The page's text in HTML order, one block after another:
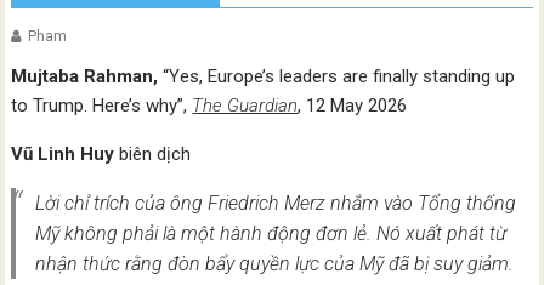
Pham
Mujtaba Rahman, “Yes, Europe’s leaders are finally standing up
to Trump. Here’s why”, The Guardian, 12 May 2026
Vũ Linh Huy biên dịch
Lời chỉ trích của ông Friedrich Merz nhắm vào Tổng thống
Mỹ không phải là một hành động đơn lẻ. Nó xuất phát từ
nhận thức rằng đòn bẩy quyền lực của Mỹ đã bị suy giảm.